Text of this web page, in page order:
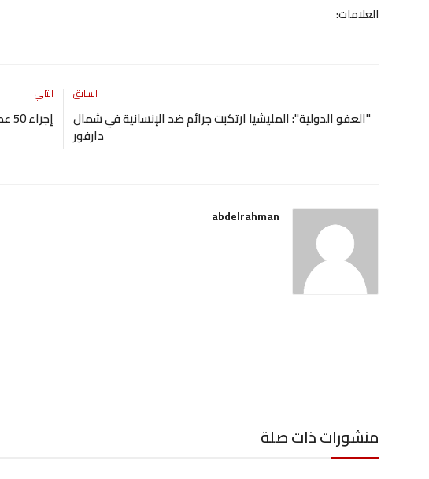
العلامات:
السابق
"العفو الدولية": المليشيا ارتكبت جرائم ضد الإنسانية في شمال
دارفور
التالي
إجراء 50 عملية قسطرة قلب للأطفال و400 عملية عيون بالجزيرة
abdelrahman
منشورات ذات صلة